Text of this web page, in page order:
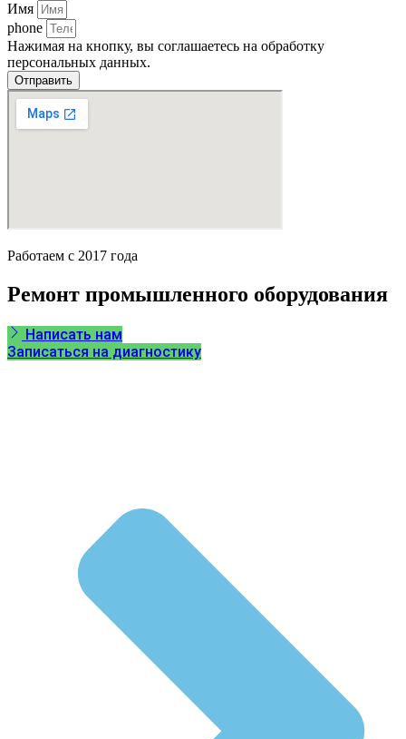
Имя
phone
Нажимая на кнопку, вы соглашаетесь на обработку
персональных данных.
Отправить
Работаем с 2017 года
Ремонт промышленного оборудования
Написать нам
Записаться на диагностику